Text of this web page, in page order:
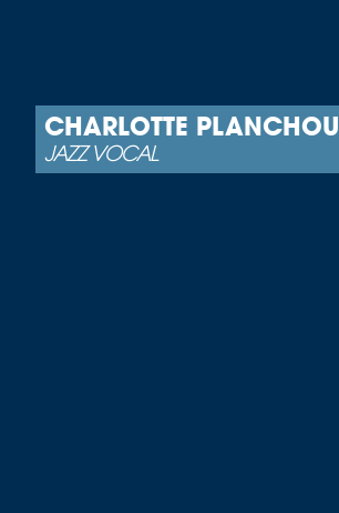
CHARLOTTE PLANCHOU
JAZZ VOCAL